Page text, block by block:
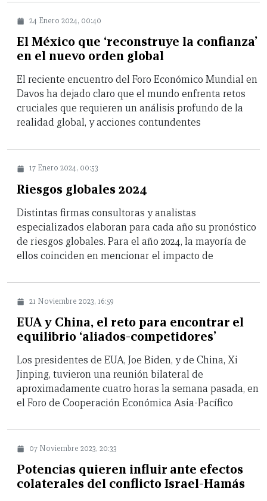
24 Enero 2024, 00:40
El México que ‘reconstruye la confianza’
en el nuevo orden global
El reciente encuentro del Foro Económico Mundial en
Davos ha dejado claro que el mundo enfrenta retos
cruciales que requieren un análisis profundo de la
realidad global, y acciones contundentes
17 Enero 2024, 00:53
Riesgos globales 2024
Distintas firmas consultoras y analistas
especializados elaboran para cada año su pronóstico
de riesgos globales. Para el año 2024, la mayoría de
ellos coinciden en mencionar el impacto de
21 Noviembre 2023, 16:59
EUA y China, el reto para encontrar el
equilibrio ‘aliados-competidores’
Los presidentes de EUA, Joe Biden, y de China, Xi
Jinping, tuvieron una reunión bilateral de
aproximadamente cuatro horas la semana pasada, en
el Foro de Cooperación Económica Asia-Pacífico
07 Noviembre 2023, 20:33
Potencias quieren influir ante efectos
colaterales del conflicto Israel-Hamás